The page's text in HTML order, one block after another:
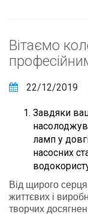
Вітаємо
22/12/2019
Завдяки
ламп у
насосних
Від щирого
життєвих і
творчих